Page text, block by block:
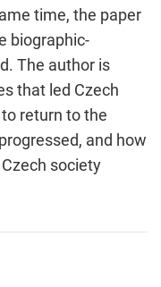
time, the paper
biographic-
The author is
that led Czech
return to the
and how
society